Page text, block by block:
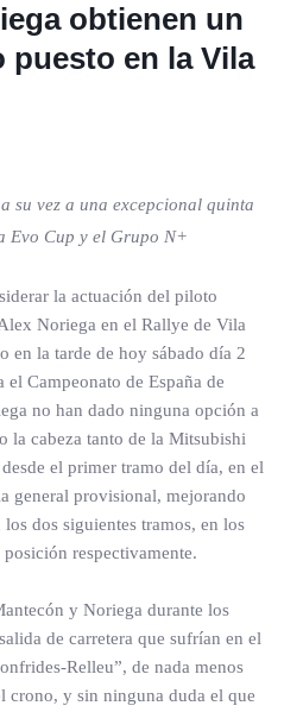
obtienen un
en la Vila
su vez a una excepcional quinta
Evo Cup y el Grupo N+
la actuación del piloto
Noriega en el Rallye de Vila
en la tarde de hoy sábado día 2
Campeonato de España de
no han dado ninguna opción a
la cabeza tanto de la Mitsubishi
el primer tramo del día, en el
general provisional, mejorando
dos siguientes tramos, en los
respectivamente.
y Noriega durante los
de carretera que sufrían en el
Relleu”, de nada menos
crono, y sin ninguna duda el que